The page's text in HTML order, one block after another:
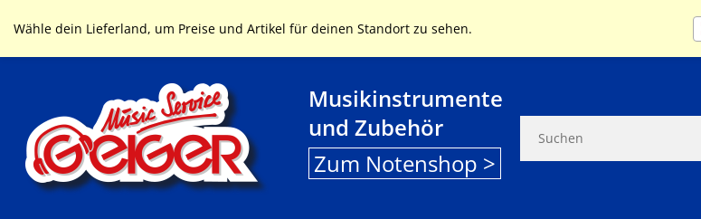
Wähle dein Lieferland, um Preise und Artikel für deinen Standort zu sehen.
Service & Hilfe
Musikinstrumente
und Zubehör
Zum Notenshop >